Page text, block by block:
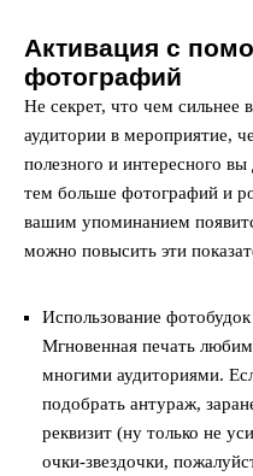
Активация с
фотографий
Не секрет, что чем сильнее
аудитории в мероприятие,
полезного и интересного
тем больше фотографий и
вашим упоминанием
можно повысить эти
Использование
Мгновенная печать
многими аудиториями.
подобрать антураж,
реквизит (ну только не
очки-звездочки,